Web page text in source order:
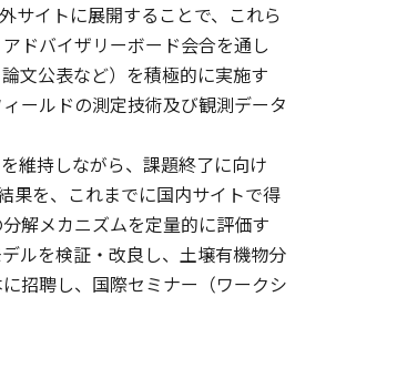
サイトに展開することで、これら
ドバイザリーボード会合を通し
文公表など）を積極的に実施す
ールドの測定技術及び観測データ
維持しながら、課題終了に向け
果を、これまでに国内サイトで得
解メカニズムを定量的に評価す
ルを検証・改良し、土壌有機物分
招聘し、国際セミナー（ワークシ